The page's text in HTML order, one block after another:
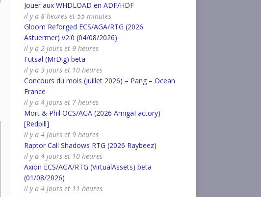
Jouer aux WHDLOAD en ADF/HDF
il y a 8 heures et 55 minutes
Gloom Reforged ECS/AGA/RTG (2026
Astuermer) v2.0 (04/08/2026)
il y a 2 jours et 9 heures
Futsal (MrDig) beta
il y a 3 jours et 10 heures
Concours du mois (juillet 2026) – Pang – Ocean
France
il y a 4 jours et 7 heures
Mort & Phil OCS/AGA (2026 AmigaFactory)
[Redpill]
il y a 4 jours et 9 heures
Raptor Call Shadows RTG (2026 Raybeez)
il y a 4 jours et 10 heures
Axion ECS/AGA/RTG (VirtualAssets) beta
(01/08/2026)
il y a 4 jours et 11 heures